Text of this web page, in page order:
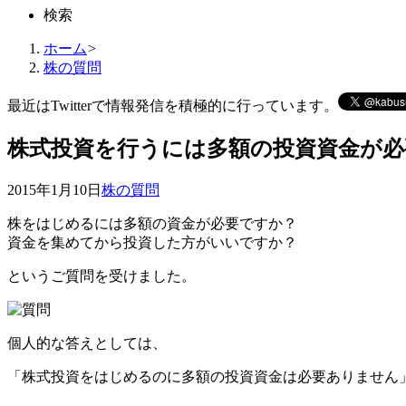
検索
ホーム>
株の質問
最近はTwitterで情報発信を積極的に行っています。
株式投資を行うには多額の投資資金が
2015年1月10日 株の質問
株をはじめるには多額の資金が必要ですか？
資金を集めてから投資した方がいいですか？
というご質問を受けました。
個人的な答えとしては、
「株式投資をはじめるのに多額の投資資金は必要ありません